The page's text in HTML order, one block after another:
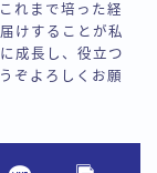
れまで培った経
けすることが私
成長し、役立つ
ぞよろしくお願